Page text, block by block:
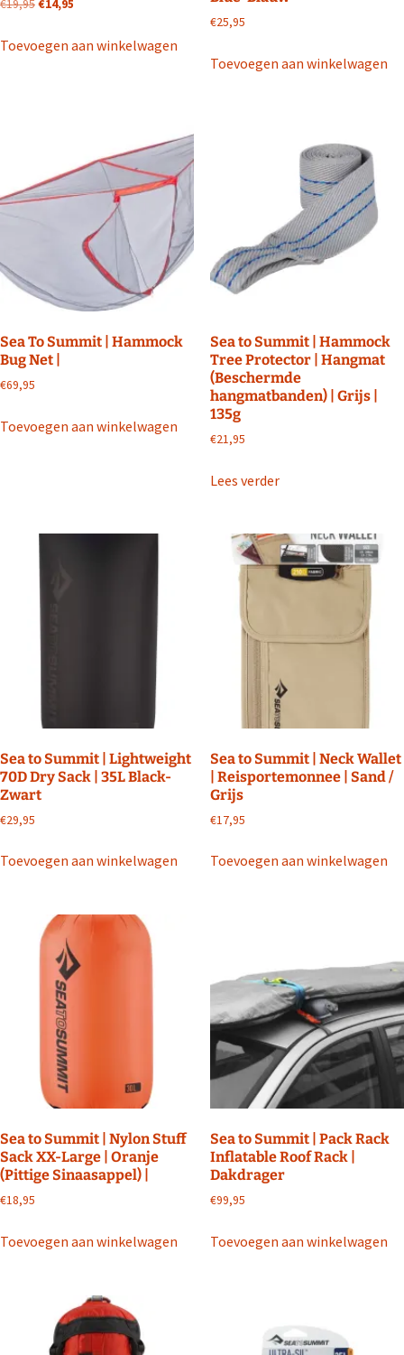
€19,95Oorspronkelijke
€19,95.
€14,95
Toevoegen aan winkelwagen
€25,95
Toevoegen aan winkelwagen
Sea To Summit | Hammock
Bug Net |
€69,95
Toevoegen aan winkelwagen
Sea to Summit | Hammock
Tree Protector | Hangmat
(Beschermde
hangmatbanden) | Grijs |
135g
€21,95
Lees verder
Sea to Summit | Lightweight
70D Dry Sack | 35L Black-
Zwart
€29,95
Toevoegen aan winkelwagen
Sea to Summit | Neck Wallet
| Reisportemonnee | Sand /
Grijs
€17,95
Toevoegen aan winkelwagen
Sea to Summit | Nylon Stuff
Sack XX-Large | Oranje
(Pittige Sinaasappel) |
€18,95
Toevoegen aan winkelwagen
Sea to Summit | Pack Rack
Inflatable Roof Rack |
Dakdrager
€99,95
Toevoegen aan winkelwagen